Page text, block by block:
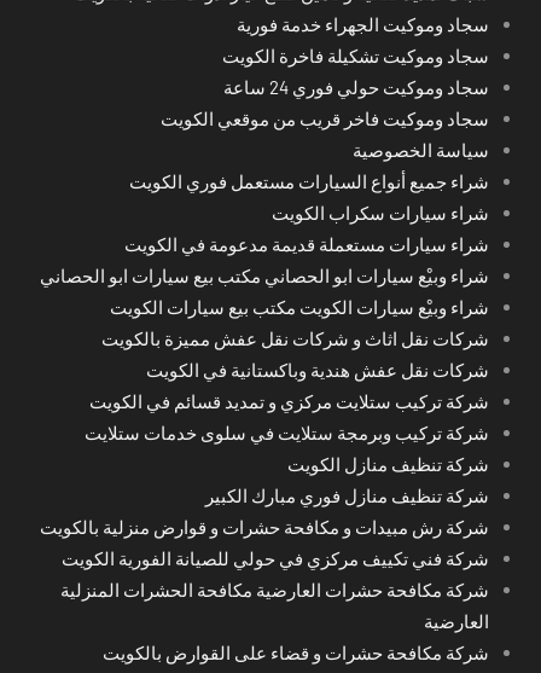
سجاد وموكيت الجهراء خدمة فورية
سجاد وموكيت تشكيلة فاخرة الكويت
سجاد وموكيت حولي فوري 24 ساعة
سجاد وموكيت فاخر قريب من موقعي الكويت
سياسة الخصوصية
شراء جميع أنواع السيارات مستعمل فوري الكويت
شراء سيارات سكراب الكويت
شراء سيارات مستعملة قديمة مدعومة في الكويت
شراء وبيْع سيارات ابو الحصاني مكتب بيع سيارات ابو الحصاني
شراء وبيْع سيارات الكويت مكتب بيع سيارات الكويت
شركات نقل اثاث و شركات نقل عفش مميزة بالكويت
شركات نقل عفش هندية وباكستانية في الكويت
شركة تركيب ستلايت مركزي و تمديد قسائم في الكويت
شركة تركيب وبرمجة ستلايت في سلوى خدمات ستلايت
شركة تنظيف منازل الكويت
شركة تنظيف منازل فوري مبارك الكبير
شركة رش مبيدات و مكافحة حشرات و قوارض منزلية بالكويت
شركة فني تكييف مركزي في حولي للصيانة الفورية الكويت
شركة مكافحة حشرات العارضية مكافحة الحشرات المنزلية
العارضية
شركة مكافحة حشرات و قضاء على القوارض بالكويت